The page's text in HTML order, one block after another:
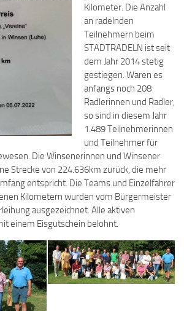
Kilometer. Die Anzahl
an radelnden
Teilnehmern beim
STADTRADELN ist seit
dem Jahr 2014 stetig
gestiegen. Waren es
anfangs noch 208
Radlerinnen und Radler,
so sind in diesem Jahr
1.489 Teilnehmerinnen
und Teilnehmer für
Die Winsenerinnen und Winsener
Strecke von 224.636km zurück, die mehr
entspricht. Die Teams und Einzelfahrer
Kilometern wurden vom Bürgermeister
ausgezeichnet. Alle aktiven
einem Eisgutschein belohnt.